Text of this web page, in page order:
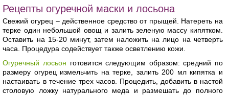
Рецепты огуречной маски и лосьона
Свежий огурец – действенное средство от прыщей. Натереть на
терке один небольшой овощ и залить зеленую массу кипятком.
Оставить на 15-20 минут, затем наложить на лицо на четверть
часа. Процедура содействует также осветлению кожи.
Огуречный лосьон готовится следующим образом: средний по
размеру огурец измельчить на терке, залить 200 мл кипятка и
настаивать в течение трех часов. Процедить, добавить в настой
столовую ложку натурального меда и размешать до полного